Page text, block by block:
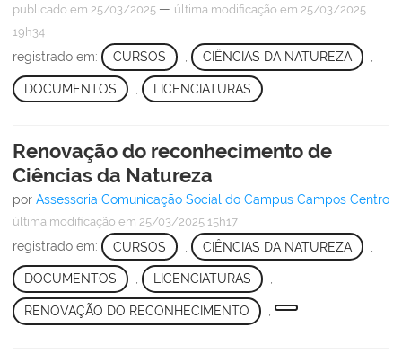
publicado em 25/03/2025 — última modificação em 25/03/2025
19h34
registrado em: CURSOS , CIÊNCIAS DA NATUREZA ,
DOCUMENTOS LICENCIATURAS
Renovação do reconhecimento de
Ciências da Natureza
por Assessoria Comunicação Social do Campus Campos Centro
última modificação em 25/03/2025 15h17
registrado em: CURSOS CIÊNCIAS DA NATUREZA
DOCUMENTOS , LICENCIATURAS ,
RENOVAÇÃO DO RECONHECIMENTO